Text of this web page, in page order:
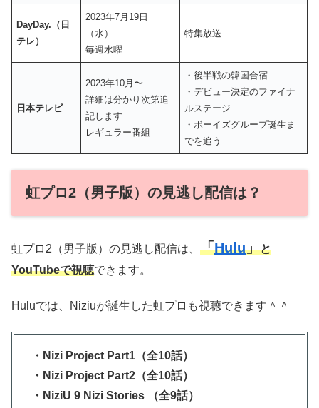
DayDay.（日
テレ）
2023年7月19日
（水）
毎週水曜
特集放送
日本テレビ
2023年10月〜
詳細は分かり次第追
記します
レギュラー番組
・後半戦の韓国合宿
・デビュー決定のファイナ
ルステージ
・ボーイズグループ誕生ま
でを追う
虹プロ2（男子版）の見逃し配信は？
虹プロ2（男子版）の見逃し配信は、 「Hulu」と
YouTubeで視聴できます。
Huluでは、Niziuが誕生した虹プロも視聴できます＾＾
・Nizi Project Part1（全10話）
・Nizi Project Part2（全10話）
・NiziU 9 Nizi Stories （全9話）